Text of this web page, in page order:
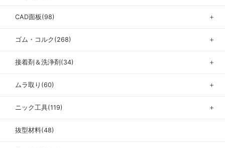
CAD面板(98) ＋
ゴム・コルク(268) ＋
接着剤＆洗浄剤(34) ＋
ムラ取り(60) ＋
ニック工具(119) ＋
抜型材料(48)